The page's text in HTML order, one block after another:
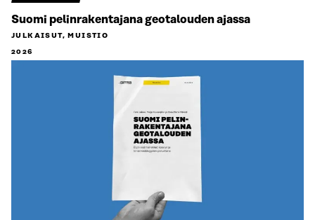
Suomi pelinrakentajana geotalouden ajassa
JULKAISUT, MUISTIO
2026